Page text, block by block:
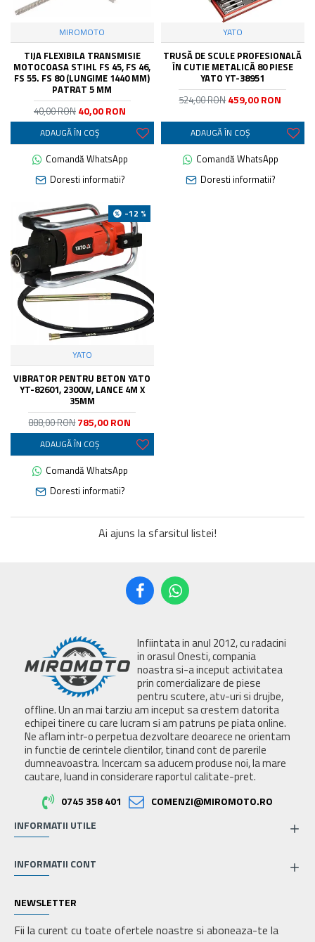
MIROMOTO
TIJA FLEXIBILA TRANSMISIE
MOTOCOASA STIHL FS 45, FS 46,
FS 55. FS 80 (LUNGIME 1440 MM)
PATRAT 5 MM
40,00 RON 40,00 RON
ADAUGĂ ÎN COŞ
Comandă WhatsApp
Doresti informatii?
YATO
TRUSĂ DE SCULE PROFESIONALĂ
ÎN CUTIE METALICĂ 80 PIESE
YATO YT-38951
524,00 RON459,00 RON
ADAUGĂ ÎN COŞ
Comandă WhatsApp
Doresti informatii?
-12 %
YATO
VIBRATOR PENTRU BETON YATO
YT-82601, 2300W, LANCE 4M X
35MM
888,00 RON785,00 RON
ADAUGĂ ÎN COŞ
Comandă WhatsApp
Doresti informatii?
Ai ajuns la sfarsitul listei!
Infiintata in anul 2012, cu radacini
in orasul Onesti, compania
noastra si-a inceput activitatea
prin comercializare de piese
pentru scutere, atv-uri si drujbe,
offline. Un an mai tarziu am inceput sa crestem datorita
echipei tinere cu care lucram si am patruns pe piata online.
Ne aflam intr-o perpetua dezvoltare deoarece ne orientam
in functie de cerintele clientilor, tinand cont de parerile
dumneavoastra. Incercam sa aducem produse noi, la mare
cautare, luand in considerare raportul calitate-pret.
0745 358 401
COMENZI@MIROMOTO.RO
INFORMATII UTILE
INFORMATII CONT
NEWSLETTER
Fii la curent cu toate ofertele noastre si aboneaza-te la